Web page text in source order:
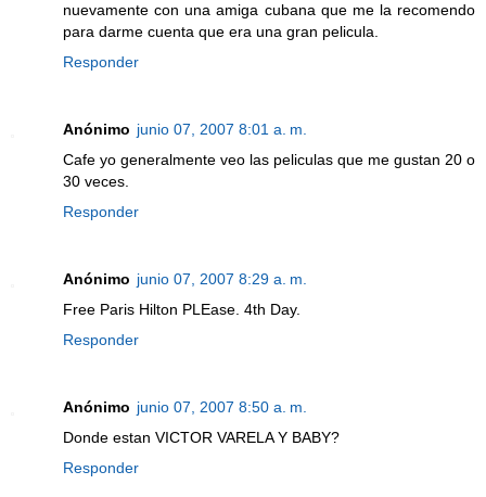
nuevamente con una amiga cubana que me la recomendo
para darme cuenta que era una gran pelicula.
Responder
Anónimo junio 07, 2007 8:01 a. m.
Cafe yo generalmente veo las peliculas que me gustan 20 o
30 veces.
Responder
Anónimo junio 07, 2007 8:29 a. m.
Free Paris Hilton PLEase. 4th Day.
Responder
Anónimo junio 07, 2007 8:50 a. m.
Donde estan VICTOR VARELA Y BABY?
Responder